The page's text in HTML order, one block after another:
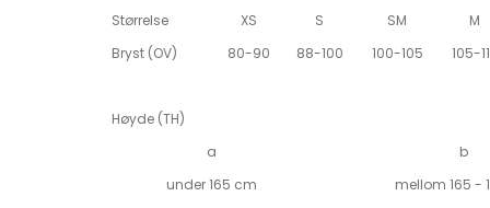
Størrelse XS S SM M
Bryst (OV)
80-90 88-100 100-105 105-
Høyde (TH)
a
b
under 165 cm
mellom 165 -